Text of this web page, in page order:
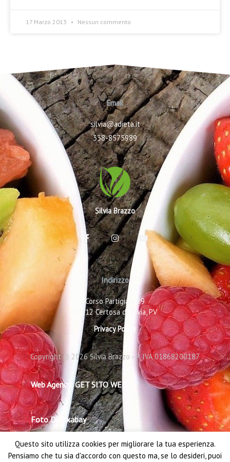
17 Marzo 2013 Nessun commento
Email
silvia@adieta.it
338-8575989
Silvia Brazzo
F
a
c
e
b
o
o
k
-
f
I
n
s
t
a
g
r
a
m
Y
o
u
b
e
Indirizzo
Corso Partigiani 29
27012 Certosa di Pavia, PV
Privacy Policy
Copyright © 2026 Silvia Brazzo - P. IVA 01868200187
Web Agency: GET SITO WEB
Foto Di Pixabay
Questo sito utilizza cookies per migliorare la tua esperienza.
Pensiamo che tu sia d'accordo con questo ma, se lo desideri, puoi